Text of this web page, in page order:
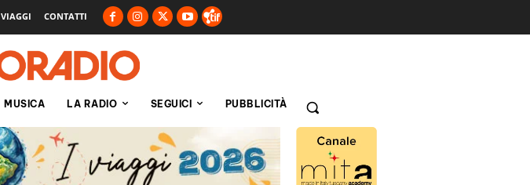
VIAGGI CONTATTI
MUSICA LA RADIO SEGUICI PUBBLICITÀ